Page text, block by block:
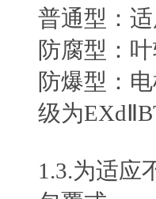
普通型：
防腐型：
防爆型：
级为
1.3.为适应